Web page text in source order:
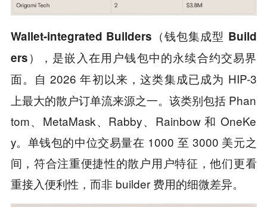
Wallet-integrated Builders（钱包集成型 Build
ers），是嵌入在用户钱包中的永续合约交易界
面。 自 2026 年初以来，这类集成已成为 HIP-3
上最大的散户订单流来源之一。该类别包括 Phan
tom、MetaMask、Rabby、Rainbow 和 OneKe
y。单钱包的中位交易量在 1000 至 3000 美元之
间，符合注重便捷性的散户用户特征，他们更看
重接入便利性，而非 builder 费用的细微差异。